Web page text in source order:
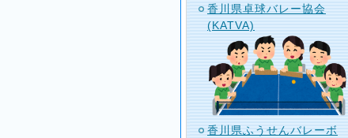
香川県卓球バレー協会
(KATVA)
香川県ふうせんバレーボ